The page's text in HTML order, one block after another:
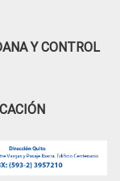
Y CONTROL